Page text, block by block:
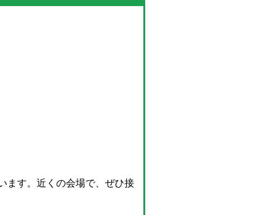
ます。近くの会場で、ぜひ接